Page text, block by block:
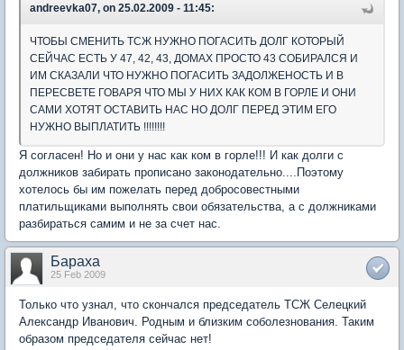
andreevka07, on 25.02.2009 - 11:45:
ЧТОБЫ СМЕНИТЬ ТСЖ НУЖНО ПОГАСИТЬ ДОЛГ КОТОРЫЙ
СЕЙЧАС ЕСТЬ У 47, 42, 43, ДОМАХ ПРОСТО 43 СОБИРАЛСЯ И
ИМ СКАЗАЛИ ЧТО НУЖНО ПОГАСИТЬ ЗАДОЛЖЕНОСТЬ И В
ПЕРЕСВЕТЕ ГОВАРЯ ЧТО МЫ У НИХ КАК КОМ В ГОРЛЕ И ОНИ
САМИ ХОТЯТ ОСТАВИТЬ НАС НО ДОЛГ ПЕРЕД ЭТИМ ЕГО
НУЖНО ВЫПЛАТИТЬ !!!!!!!!
Я согласен! Но и они у нас как ком в горле!!! И как долги с
должников забирать прописано законодательно....Поэтому
хотелось бы им пожелать перед добросовестными
платильщиками выполнять свои обязательства, а с должниками
разбираться самим и не за счет нас.
Бараха
25 Feb 2009
Только что узнал, что скончался председатель ТСЖ Селецкий
Александр Иванович. Родным и близким соболезнования. Таким
образом председателя сейчас нет!